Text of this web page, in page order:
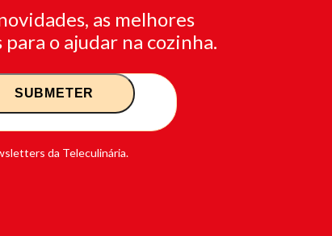
as melhores
o ajudar na cozinha.
da Teleculinária.